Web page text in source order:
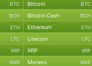
BTC Bitcoin BTC
BCH Bitcoin Cash BCH
ETH Ethereum ETH
LTC Litecoin LTC
XRP XRP XRP
XMR Monero XMR